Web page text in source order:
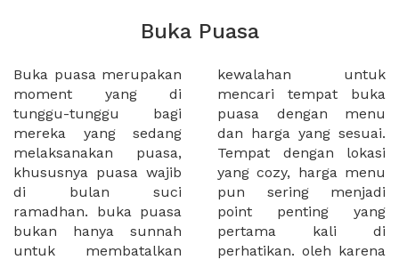
Buka Puasa
Buka puasa merupakan
moment yang di
tunggu-tunggu bagi
mereka yang sedang
melaksanakan puasa,
khususnya puasa wajib
di bulan suci
ramadhan. buka puasa
bukan hanya sunnah
untuk membatalkan
kewalahan untuk
mencari tempat buka
puasa dengan menu
dan harga yang sesuai.
Tempat dengan lokasi
yang cozy, harga menu
pun sering menjadi
point penting yang
pertama kali di
perhatikan. oleh karena